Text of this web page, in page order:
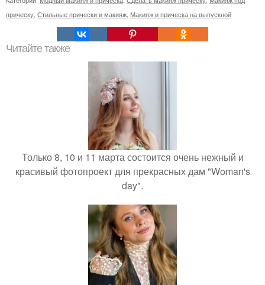
прическу Стильные прически и макияж Макияж и прическа на выпускной
Читайте также
Только 8, 10 и 11 марта состоится очень нежный и
красивый фотопроект для прекрасных дам "Woman's
day".